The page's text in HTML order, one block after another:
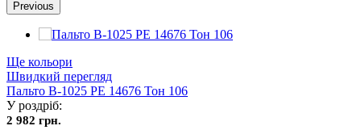
Previous
Ще кольори
Швидкий перегляд
Пальто В-1025 PE 14676 Тон 106
У роздріб:
2 982 грн.